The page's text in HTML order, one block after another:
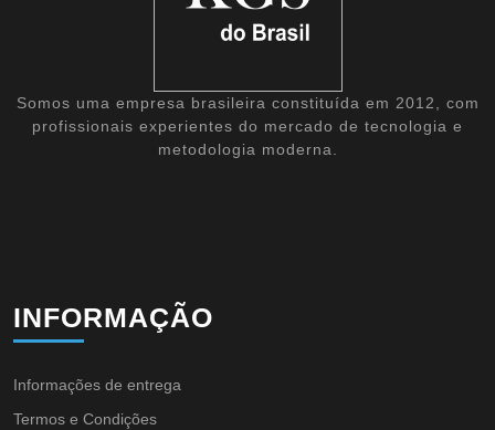
Somos uma empresa brasileira constituída em 2012, com
profissionais experientes do mercado de tecnologia e
metodologia moderna.
INFORMAÇÃO
Informações de entrega
Termos e Condições